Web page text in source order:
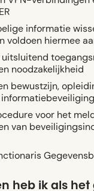
informatie
voldoen hiermee
noodzakelijkheid
bewustzijn,
voor het
van
heb ik als